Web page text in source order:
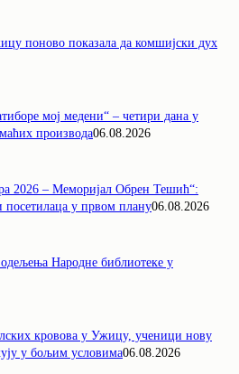
поново показала да комшијски дух
мој медени“ – четири дана у
производа06.08.2026
2026 – Меморијал Обрен Тешић“:
посетилаца у првом плану06.08.2026
Народне библиотеке у
кровова у Ужицу, ученици нову
у бољим условима06.08.2026